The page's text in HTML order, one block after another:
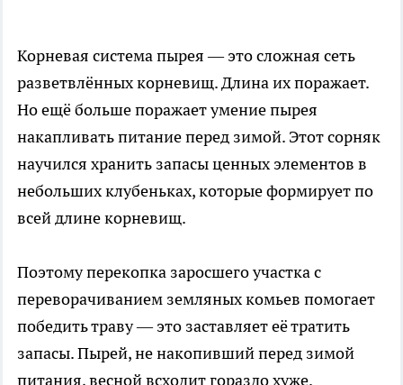
Корневая система пырея — это сложная сеть
разветвлённых корневищ. Длина их поражает.
Но ещё больше поражает умение пырея
накапливать питание перед зимой. Этот сорняк
научился хранить запасы ценных элементов в
небольших клубеньках, которые формирует по
всей длине корневищ.
Поэтому перекопка заросшего участка с
переворачиванием земляных комьев помогает
победить траву — это заставляет её тратить
запасы. Пырей, не накопивший перед зимой
питания, весной всходит гораздо хуже.